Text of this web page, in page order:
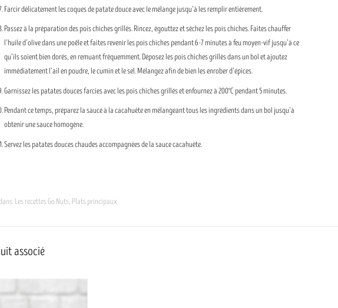
Farcir délicatement les coques de patate douce avec le mélange jusqu’à les remplir entièrement.
Passez à la préparation des pois chiches grillés. Rincez, égouttez et séchez les pois chiches. Faites chauffer
l’huile d’olive dans une poêle et faites revenir les pois chiches pendant 6-7 minutes à feu moyen-vif jusqu’à ce
qu’ils soient bien dorés, en remuant fréquemment. Déposez les pois chiches grillés dans un bol et ajoutez
immédiatement l’ail en poudre, le cumin et le sel. Mélangez afin de bien les enrober d’épices.
Garnissez les patates douces farcies avec les pois chiches grillés et enfournez à 200°C pendant 5 minutes.
Pendant ce temps, préparez la sauce à la cacahuète en mélangeant tous les ingrédients dans un bol jusqu’à
obtenir une sauce homogène.
Servez les patates douces chaudes accompagnées de la sauce cacahuète.
Les recettes Go Nuts, Plats principaux
associé